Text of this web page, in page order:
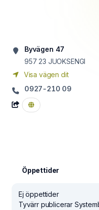
Byvägen 47
957 23 JUOKSENGI
Visa vägen dit
0927-210 09
Öppettider
Ej öppettider
Tyvärr publicerar